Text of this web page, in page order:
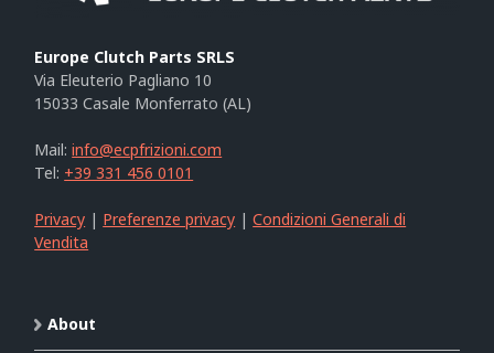
Europe Clutch Parts SRLS
Via Eleuterio Pagliano 10
15033 Casale Monferrato (AL)
Mail:info@ecpfrizioni.com
Tel: +39 331 456 0101
Privacy | Preferenze privacy |Condizioni Generali di
Vendita
About